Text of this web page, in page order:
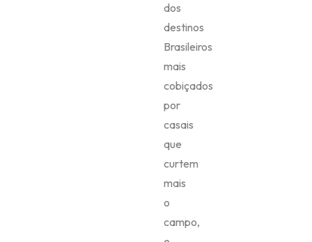
dos
destinos
Brasileiros
mais
cobiçados
por
casais
que
curtem
mais
o
campo,